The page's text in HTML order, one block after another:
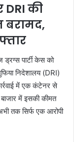
DRI की
बरामद,
पार्टी केस को
निदेशालय (DRI)
में एक कंटेनर से
में इसकी कीमत
तक सिर्फ एक आरोपी